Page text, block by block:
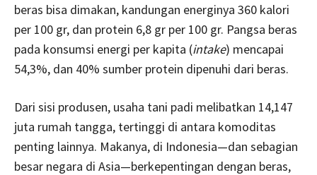
beras bisa dimakan, kandungan energinya 360 kalori
per 100 gr, dan protein 6,8 gr per 100 gr. Pangsa beras
pada konsumsi energi per kapita (intake) mencapai
54,3%, dan 40% sumber protein dipenuhi dari beras.
Dari sisi produsen, usaha tani padi melibatkan 14,147
juta rumah tangga, tertinggi di antara komoditas
penting lainnya. Makanya, di Indonesia—dan sebagian
besar negara di Asia—berkepentingan dengan beras,